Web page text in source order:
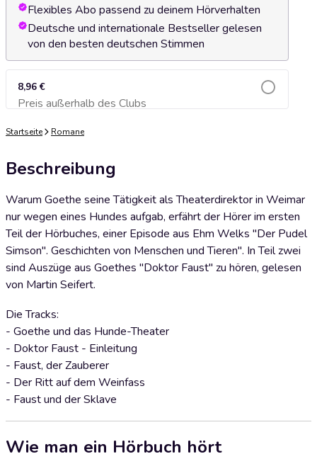
Flexibles Abo passend zu deinem Hörverhalten
Deutsche und internationale Bestseller gelesen
von den besten deutschen Stimmen
8,96 €
Preis außerhalb des ClubsZum Warenkorb hinzufügen
Startseite Romane
Beschreibung
Warum Goethe seine Tätigkeit als Theaterdirektor in Weimar
nur wegen eines Hundes aufgab, erfährt der Hörer im ersten
Teil der Hörbuches, einer Episode aus Ehm Welks "Der Pudel
Simson". Geschichten von Menschen und Tieren". In Teil zwei
sind Auszüge aus Goethes "Doktor Faust" zu hören, gelesen
von Martin Seifert.
Die Tracks:
- Goethe und das Hunde-Theater
- Doktor Faust - Einleitung
- Faust, der Zauberer
- Der Ritt auf dem Weinfass
- Faust und der Sklave
Wie man ein Hörbuch hört